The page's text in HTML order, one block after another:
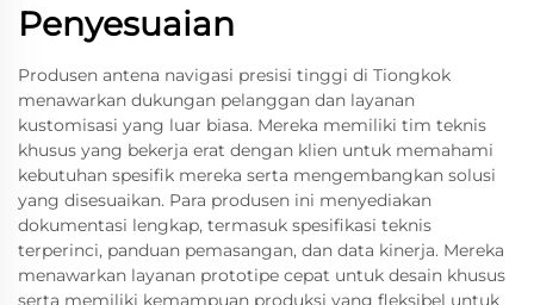
Penyesuaian
Produsen antena navigasi presisi tinggi di Tiongkok
menawarkan dukungan pelanggan dan layanan
kustomisasi yang luar biasa. Mereka memiliki tim teknis
khusus yang bekerja erat dengan klien untuk memahami
kebutuhan spesifik mereka serta mengembangkan solusi
yang disesuaikan. Para produsen ini menyediakan
dokumentasi lengkap, termasuk spesifikasi teknis
terperinci, panduan pemasangan, dan data kinerja. Mereka
menawarkan layanan prototipe cepat untuk desain khusus
serta memiliki kemampuan produksi yang fleksibel untuk